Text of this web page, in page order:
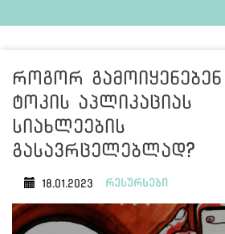
როგორ
ტოკის აპლიკაციას
სიახლეების
გასავრცელებლად?
18.01.2023 რესურსები